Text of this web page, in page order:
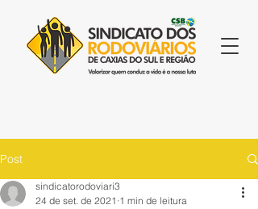
Post
sindicatorodoviari3
24 de set. de 2021 1 min de leitura